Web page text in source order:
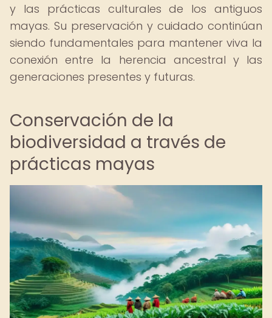
y las prácticas culturales de los antiguos
mayas. Su preservación y cuidado continúan
siendo fundamentales para mantener viva la
conexión entre la herencia ancestral y las
generaciones presentes y futuras.
Conservación de la
biodiversidad a través de
prácticas mayas